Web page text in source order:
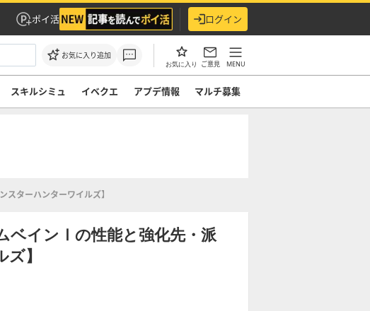
ポイ活 ログイン
お気に入り追加
お気に入り ご意見 MENU
スキルシミュ イベクエ アプデ情報 マルチ募集
スターハンターワイルズ】
ベインⅠの性能と強化先・派
】